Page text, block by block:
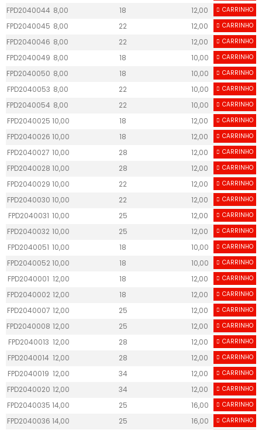
FPD2040044 8,00 18 12,00 40
CARRINHO
FPD2040045 8,00 22 12,00 40
CARRINHO
FPD2040046 8,00 22 12,00 40
CARRINHO
FPD2040049 8,00 18 10,00 40
CARRINHO
FPD2040050 8,00 18 10,00 40
CARRINHO
FPD2040053 8,00 22 10,00 40
CARRINHO
FPD2040054 8,00 22 10,00 40
CARRINHO
FPD2040025 10,00 18 12,00 40
CARRINHO
FPD2040026 10,00 18 12,00 40
CARRINHO
FPD2040027 10,00 28 12,00 40
CARRINHO
FPD2040028 10,00 28 12,00 40
CARRINHO
FPD2040029 10,00 22 12,00 40
CARRINHO
FPD2040030 10,00 22 12,00 40
CARRINHO
FPD2040031 10,00 25 12,00 40
CARRINHO
FPD2040032 10,00 25 12,00 40
CARRINHO
FPD2040051 10,00 18 10,00 40
CARRINHO
FPD2040052 10,00 18 10,00 40
CARRINHO
FPD2040001 12,00 18 12,00 40
CARRINHO
FPD2040002 12,00 18 12,00 40
CARRINHO
FPD2040007 12,00 25 12,00 40
CARRINHO
FPD2040008 12,00 25 12,00 40
CARRINHO
FPD2040013 12,00 28 12,00 40
CARRINHO
FPD2040014 12,00 28 12,00 40
CARRINHO
FPD2040019 12,00 34 12,00 40
CARRINHO
FPD2040020 12,00 34 12,00 40
CARRINHO
FPD2040035 14,00 25 16,00 50
CARRINHO
FPD2040036 14,00 25 16,00 50
CARRINHO